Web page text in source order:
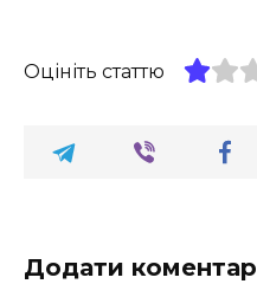
Оцініть статтю
Додати коментар